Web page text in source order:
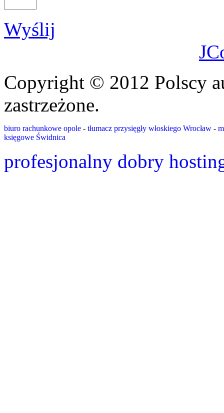
Wyślij
Copyright © 2012 Polscy
zastrzeżone.
biuro rachunkowe opole - tłumacz przysięgły włoskiego Wrocław -
księgowe Świdnica
profesjonalny dobry